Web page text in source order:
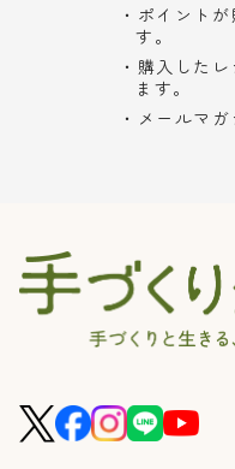
ポイント
す。
購入した
ます。
メールマ